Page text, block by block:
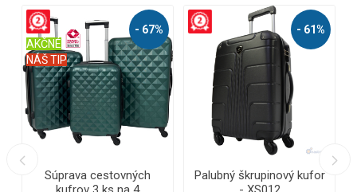
- 67%
cestovných
- 61%
Palubný škrupinový kufor
Veľký